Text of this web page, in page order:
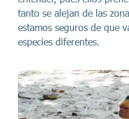
tanto se alejan de las
estamos seguros de que
especies diferentes.